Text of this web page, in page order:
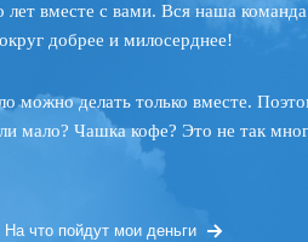
вместе с вами. Вся наша
добрее и милосерднее!
можно делать только вместе.
мало? Чашка кофе? Это не так
На что пойдут мои деньги